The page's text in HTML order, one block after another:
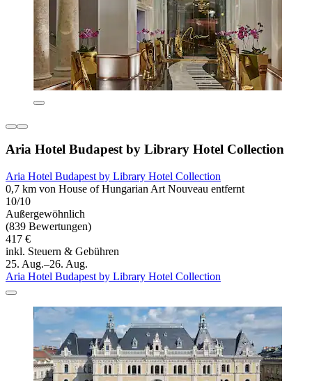
Aria Hotel Budapest by Library Hotel Collection
Aria Hotel Budapest by Library Hotel Collection
0,7 km von House of Hungarian Art Nouveau entfernt
10/10
Außergewöhnlich
(839 Bewertungen)
417 €
inkl. Steuern & Gebühren
25. Aug.–26. Aug.
Aria Hotel Budapest by Library Hotel Collection